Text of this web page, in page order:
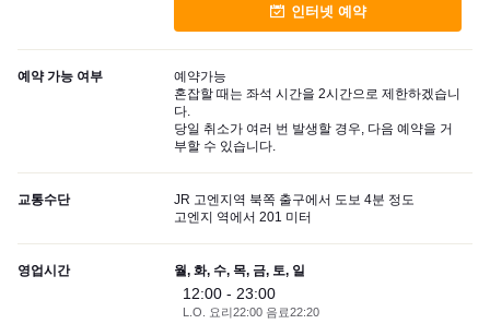
인터넷 예약
예약 가능 여부
예약가능
혼잡할 때는 좌석 시간을 2시간으로 제한하겠습니
다.
당일 취소가 여러 번 발생할 경우, 다음 예약을 거
부할 수 있습니다.
교통수단
JR 고엔지역 북쪽 출구에서 도보 4분 정도
고엔지 역에서 201 미터
영업시간 월, 화, 수, 목, 금, 토, 일
12:00 - 23:00
L.O. 요리22:00 음료22:20